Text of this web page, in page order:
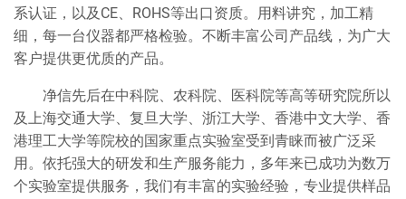
系认证，以及CE、ROHS等出口资质。用料讲究，加工精
细，每一台仪器都严格检验。不断丰富公司产品线，为广大
客户提供更优质的产品。
净信先后在中科院、农科院、医科院等高等研究院所以
及上海交通大学、复旦大学、浙江大学、香港中文大学、香
港理工大学等院校的国家重点实验室受到青睐而被广泛采
用。依托强大的研发和生产服务能力，多年来已成功为数万
个实验室提供服务，我们有丰富的实验经验，专业提供样品